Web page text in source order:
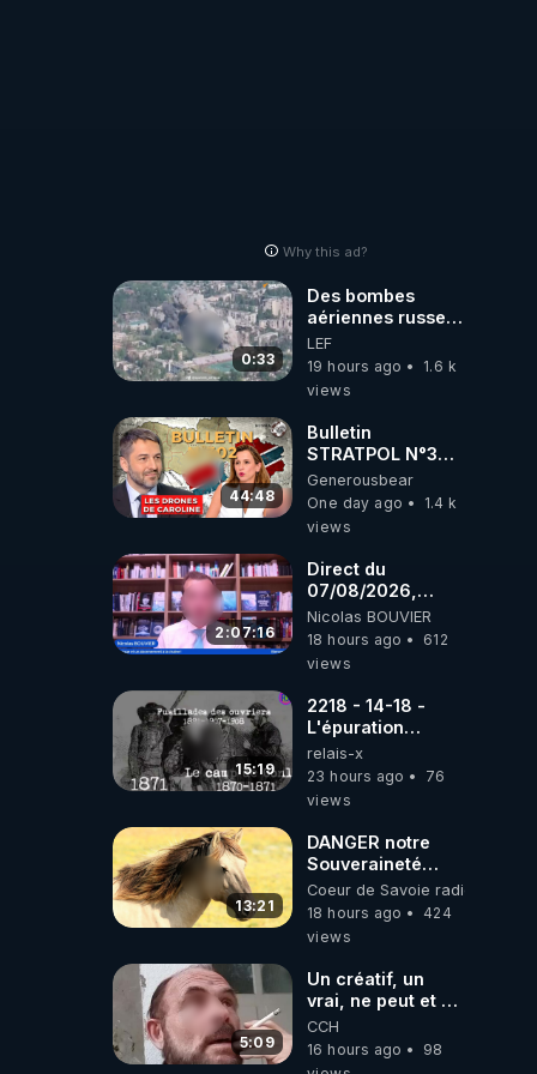
Why this ad?
0:33
Des bombes
aériennes russes
anéantissent les
centres de
contrôle de
brigades
ukrainienne
LEF
19 hours ago
1.6 k
views
44:48
Bulletin
STRATPOL N°302.
Armée des
drones, MS-21 en
série, missiles
07.08.2026.
Generousbear
One day ago
1.4 k
views
2:07:16
Direct du
07/08/2026,
présenté par
Nicolas BOUVIER
Nicolas BOUVIER
18 hours ago
612
views
15:19
2218 - 14-18 -
L'épuration
républicaine
organisée par les
frères de la
relais-x
23 hours ago
76
views
13:21
DANGER notre
Souveraineté
Alimentaire est
attaqué...
Coeur de Savoie radioweb TV
18 hours ago
424
views
5:09
Un créatif, un
vrai, ne peut et ne
doit pas faire
appel à
l'intelligence
CCH
16 hours ago
98